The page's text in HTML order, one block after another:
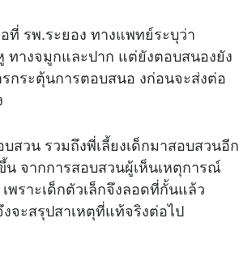
e
ที่ รพ.ระยอง ทางแพทย์ระบุว่า
ทางจมูกและปาก แต่ยังตอบสนองยัง
กระตุ้นการตอบสนอ งก่อนจะส่งต่อ
สวน รวมถึงพี่เลี้ยงเด็กมาสอบสวนอีก
จากการสอบสวนผู้เห็นเหตุการณ์
ราะเด็กตัวเล็กจึงลอดที่กั้นแล้ว
จะสรุปสาเหตุที่แท้จริงต่อไป